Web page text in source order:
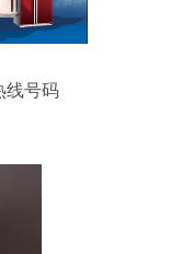
线号码